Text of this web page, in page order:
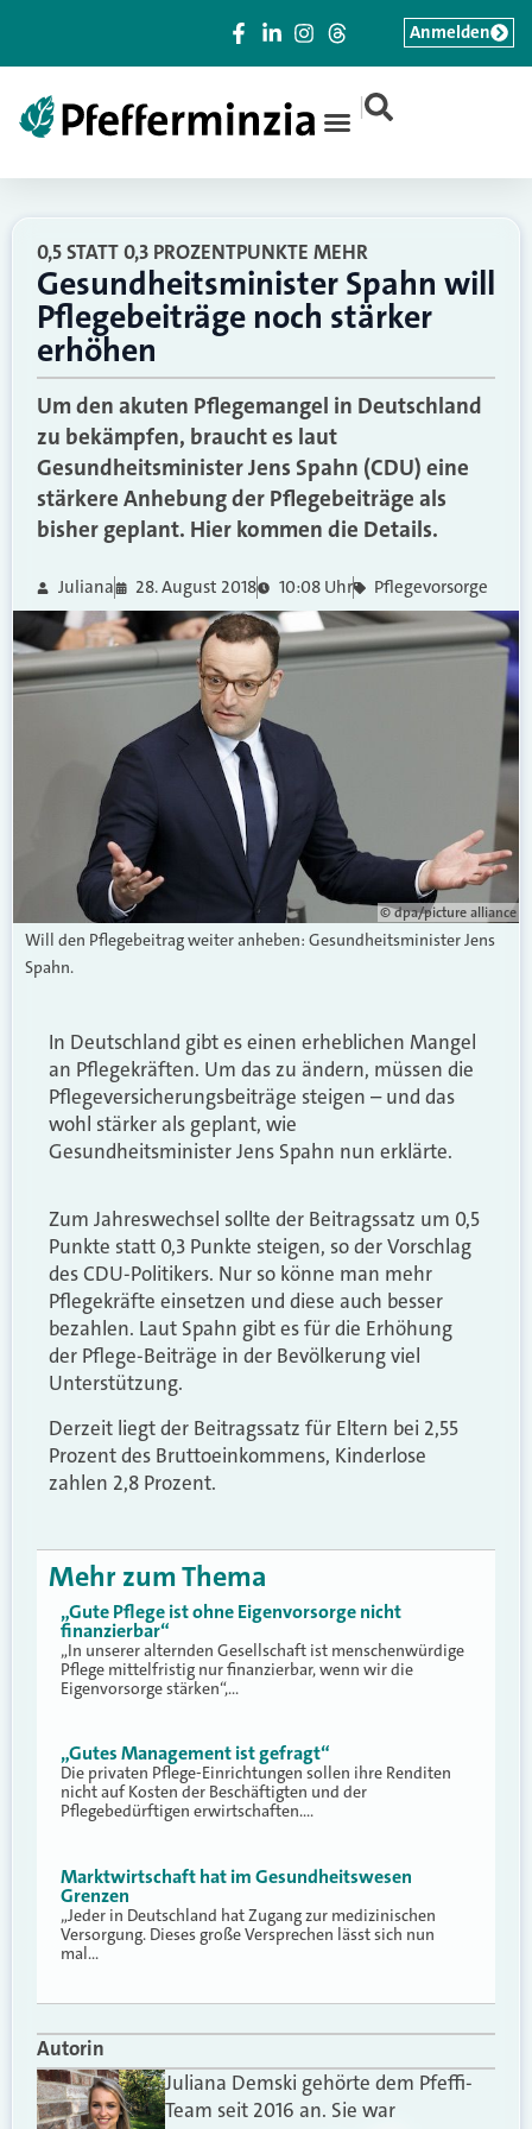
|
Anmelden
0,5 STATT 0,3 PROZENTPUNKTE MEHR
Gesundheitsminister Spahn will
Pflegebeiträge noch stärker
erhöhen
Um den akuten Pflegemangel in Deutschland
zu bekämpfen, braucht es laut
Gesundheitsminister Jens Spahn (CDU) eine
stärkere Anhebung der Pflegebeiträge als
bisher geplant. Hier kommen die Details.
Juliana 28. August 2018 10:08 Uhr Pflegevorsorge
© dpa/picture alliance
Will den Pflegebeitrag weiter anheben: Gesundheitsminister Jens
Spahn.
In Deutschland gibt es einen erheblichen Mangel
an Pflegekräften. Um das zu ändern, müssen die
Pflegeversicherungsbeiträge steigen – und das
wohl stärker als geplant, wie
Gesundheitsminister Jens Spahn nun erklärte.
Zum Jahreswechsel sollte der Beitragssatz um 0,5
Punkte statt 0,3 Punkte steigen, so der Vorschlag
des CDU-Politikers. Nur so könne man mehr
Pflegekräfte einsetzen und diese auch besser
bezahlen. Laut Spahn gibt es für die Erhöhung
der Pflege-Beiträge in der Bevölkerung viel
Unterstützung.
Derzeit liegt der Beitragssatz für Eltern bei 2,55
Prozent des Bruttoeinkommens, Kinderlose
zahlen 2,8 Prozent.
Mehr zum Thema
„Gute Pflege ist ohne Eigenvorsorge nicht
finanzierbar“
„In unserer alternden Gesellschaft ist menschenwürdige
Pflege mittelfristig nur finanzierbar, wenn wir die
Eigenvorsorge stärken“,…
„Gutes Management ist gefragt“
Die privaten Pflege-Einrichtungen sollen ihre Renditen
nicht auf Kosten der Beschäftigten und der
Pflegebedürftigen erwirtschaften.…
Marktwirtschaft hat im Gesundheitswesen
Grenzen
„Jeder in Deutschland hat Zugang zur medizinischen
Versorgung. Dieses große Versprechen lässt sich nun
mal…
Autorin
Juliana Demski gehörte dem Pfeffi-
Team seit 2016 an. Sie war